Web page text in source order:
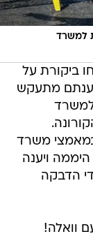
למשרד
ביקורת על
מתעקש
במאמצי משרד
ויענה
הדבקה
וואלה!